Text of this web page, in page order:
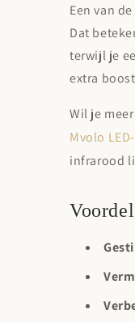
Een van
Dat
terwijl je
extra
Wil je
Mvolo
infrarood